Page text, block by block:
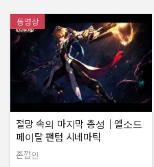
동영상
절망 속의 마지막 총성｜엘소드
페이탈 팬텀 시네마틱
작성자:
존깝인